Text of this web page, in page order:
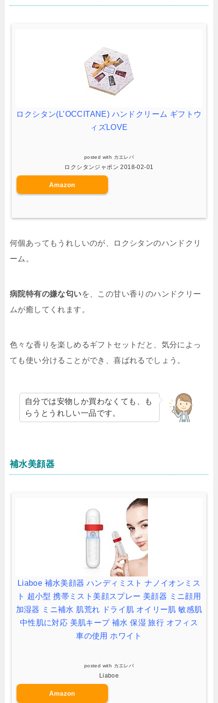
ロクシタン(L’OCCITANE) ハンドクリーム ギフトウ
ィズLOVE
posted with カエレバ
ロクシタンジャポン 2018-02-01
Amazon
何個あってもうれしいのが、ロクシタンのハンドクリ
ーム。
病院特有の嫌な匂いを、この甘い香りのハンドクリー
ムが癒してくれます。
色々な香りを楽しめるギフトセットだと、気分によっ
ても使い分けることができ、喜ばれるでしょう。
自分では安物しか買わなくても、も
らうとうれしい一品です。
補水美顔器
Liaboe 補水美顔器 ハンディミスト ナノイオンミス
ト 超小型 携帯ミスト美顔スプレー 美顔器 ミニ顔用
加湿器 ミニ補水 肌荒れ ドライ肌 オイリー肌 敏感肌
中性肌に対応 美肌キープ 補水 保湿 旅行 オフィス
車の使用 ホワイト
posted with カエレバ
Liaboe
Amazon